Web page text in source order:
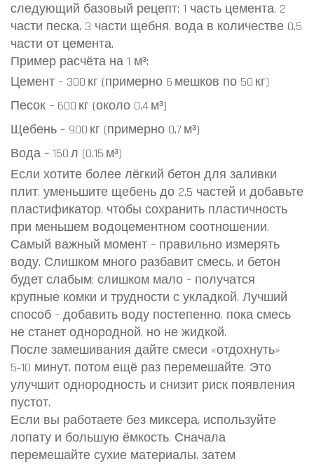
следующий базовый рецепт: 1 часть цемента, 2
части песка, 3 части щебня, вода в количестве 0,5
части от цемента.
Пример расчёта на 1 м³:
Цемент – 300 кг (примерно 6 мешков по 50 кг)
Песок – 600 кг (около 0,4 м³)
Щебень – 900 кг (примерно 0,7 м³)
Вода – 150 л (0,15 м³)
Если хотите более лёгкий бетон для заливки
плит, уменьшите щебень до 2,5 частей и добавьте
пластификатор, чтобы сохранить пластичность
при меньшем водоцементном соотношении.
Самый важный момент – правильно измерять
воду. Слишком много разбавит смесь, и бетон
будет слабым; слишком мало – получатся
крупные комки и трудности с укладкой. Лучший
способ – добавить воду постепенно, пока смесь
не станет однородной, но не жидкой.
После замешивания дайте смеси «отдохнуть»
5‑10 минут, потом ещё раз перемешайте. Это
улучшит однородность и снизит риск появления
пустот.
Если вы работаете без миксера, используйте
лопату и большую ёмкость. Сначала
перемешайте сухие материалы, затем